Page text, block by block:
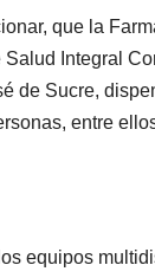
que la
Salud Integral
de Sucre,
entre
equipos